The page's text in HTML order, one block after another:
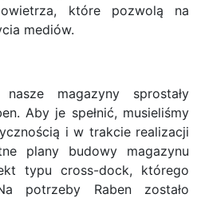
które pozwolą na
mediów.
magazyny sprostały
Aby je spełnić, musieliśmy
i w trakcie realizacji
plany budowy magazynu
typu cross-dock, którego
potrzeby Raben zostało